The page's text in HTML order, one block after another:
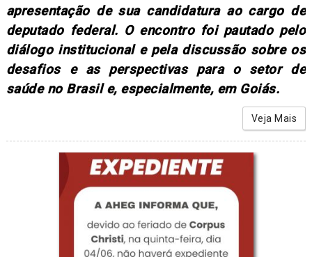
apresentação de sua candidatura ao cargo de
deputado federal. O encontro foi pautado pelo
diálogo institucional e pela discussão sobre os
desafios e as perspectivas para o setor de
saúde no Brasil e, especialmente, em Goiás.
Veja Mais